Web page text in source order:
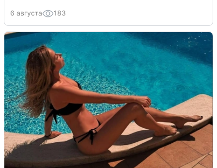
6 августа 183